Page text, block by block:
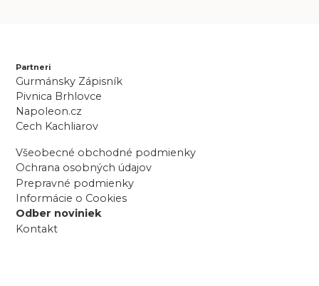
Partneri
Gurmánsky Zápisník
Pivnica Brhlovce
Napoleon.cz
Cech Kachliarov
Všeobecné obchodné podmienky
Ochrana osobných údajov
Prepravné podmienky
Informácie o Cookies
Odber noviniek
Kontakt